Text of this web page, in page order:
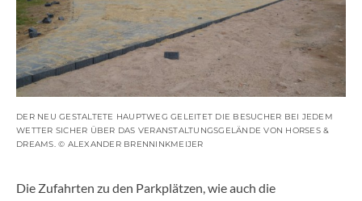
DER NEU GESTALTETE HAUPTWEG GELEITET DIE BESUCHER BEI JEDEM
WETTER SICHER ÜBER DAS VERANSTALTUNGSGELÄNDE VON HORSES &
DREAMS. © ALEXANDER BRENNINKMEIJER
Die Zufahrten zu den Parkplätzen, wie auch die